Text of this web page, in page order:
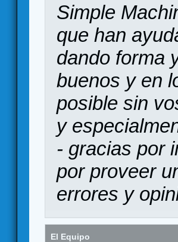
Simple
que han
dando forma
buenos y en
posible sin
y
- gracias por
por proveer
errores y
El Equipo